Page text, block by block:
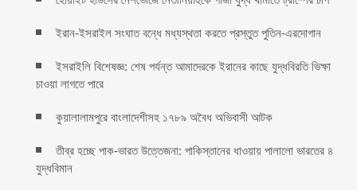
ইরান-ইসরাইল সংঘাত বন্ধে মধ্যস্থতা করতে প্রস্তুত পুতিন-এরদোগান
ইসরাইলি বিশেষজ্ঞ: শেষ পর্যন্ত আমাদেরকে ইরানের কাছে যুদ্ধবিরতি ভিক্ষা
চাওয়া লাগতে পারে
কুয়ালালামপুরে বাংলাদেশীসহ ১৭৮৯ অবৈধ অভিবাসী আটক
তীব্র হচ্ছে পাক-ভারত উত্তেজনা: পাকিস্তানের ধাওয়ায় পালালো ভারতের ৪
যুদ্ধবিমান